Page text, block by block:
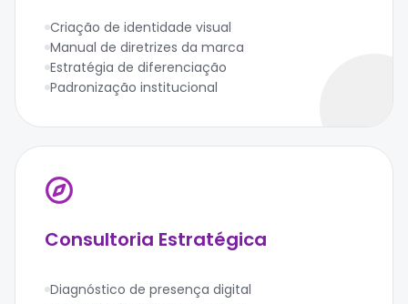
Criação de identidade visual
Manual de diretrizes da marca
Estratégia de diferenciação
Padronização institucional
Consultoria Estratégica
Diagnóstico de presença digital